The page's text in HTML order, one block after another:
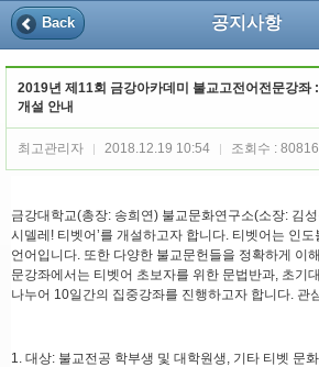
Back 공지사항
2019년 제11회 금강아카데미 불교고전어전문강좌 :
개설 안내
최고관리자 2018.12.19 10:54 조회수 : 80816
금강대학교(총장: 송희연) 불교문화연구소(소장: 김
시델레! 티벳어’를 개설하고자 합니다. 티벳어는 인
언어입니다. 또한 다양한 불교문헌들을 정확하게 이
문강좌에서는 티벳어 초보자를 위한 문법반과, 초기
나누어 10일간의 집중강좌를 진행하고자 합니다. 관
1. 대상: 불교전공 학부생 및 대학원생, 기타 티벳 문